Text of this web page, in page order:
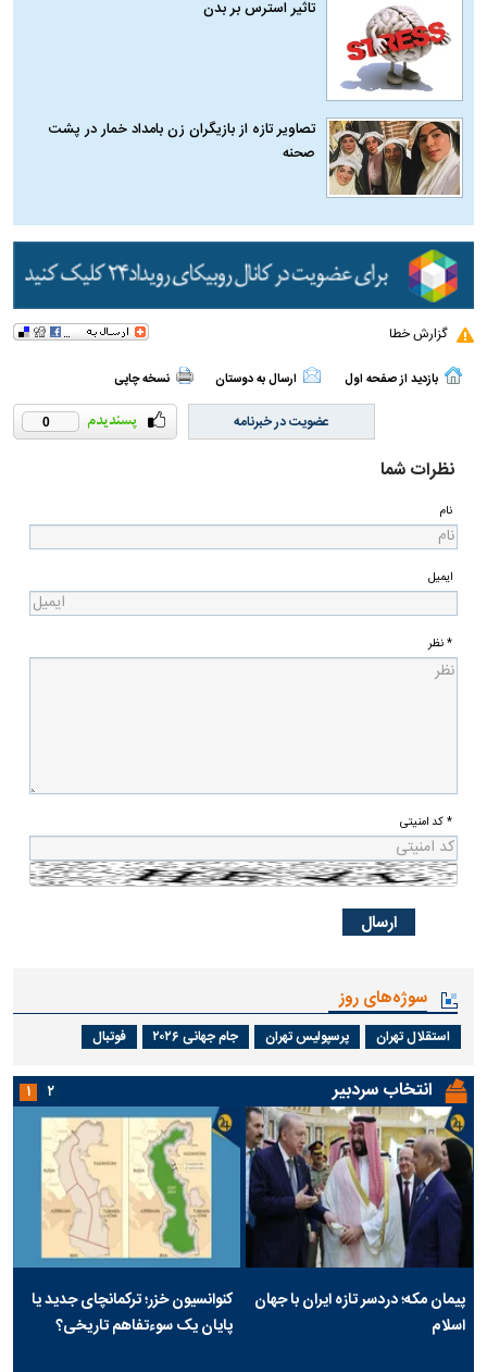
تاثیر استرس بر بدن
تصاویر تازه از بازیگران زن بامداد خمار در پشت
صحنه
گزارش خطا
بازدید از صفحه اول ارسال به دوستان نسخه چاپی
0 عضویت در خبرنامه
نظرات شما
نام
ایمیل
* نظر
* کد امنیتی
سوژه‌های روز
استقلال تهران پرسپولیس تهران جام جهانی ۲۰۲۶ فوتبال
انتخاب سردبیر
پیمان مکه؛ دردسر تازه ایران با جهان
اسلام
کنوانسیون خزر؛ ترکمانچای جدید یا
پایان یک سوءتفاهم تاریخی؟
۱ ۲